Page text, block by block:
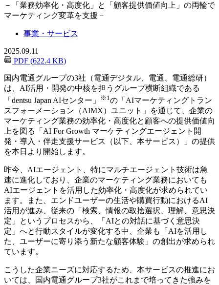
－
「業務効率化・高度化」と「顧客提供価値向上」の両輪で
マーケティング変革を支援 －
事業・サービス
2025.09.11
PDF (622.4 KB)
国内電通グループの3社（電通デジタル、電通、電通総研）
は、AI活用・開発の中核を担うグループ横断組織である
「dentsu Japan AIセンター」
※1 の「AIマーケティングトラン
スフォーメーション（AIMX）ユニット」を通じて、企業の
マーケティング業務の効率化・高度化と顧客への提供価値向
上を図る「AI For Growth マーケティングエージェント開
発・導入・伴走支援サービス（以下、本サービス）」の提供
を本日より開始します。
昨今、AIエージェント、特にマルチエージェント技術は急
速に進化しており、企業のマーケティング業務においても
AIエージェントを活用した効率化・高度化が求められてい
ます。また、エンドユーザーの生活や購買行動におけるAI
活用が進み、従来の「検索、情報の取捨選択、理解、意思決
定」というプロセスから、「AIとの対話に基づく意思決
定」へと行動スタイルが変化する中、企業も「AIを活用し
た、ユーザーに寄り添う新たな顧客体験」の創出が求められ
ています。
こうした企業ニーズに対応するため、本サービスの推進にお
いては、国内電通グループ3社がこれまで培ってきた強みを